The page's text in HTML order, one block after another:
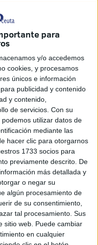
para
y/o accedemos
cookies, y procesamos
únicos e información
publicidad y contenido
y contenido,
de servicios. Con su
utilizar datos de
mediante las
hacer clic para otorgarnos
1733 socios para
previamente descrito. De
más detallada y
o negar su
algún procesamiento de
de su consentimiento,
tal procesamiento. Sus
sitio web. Puede cambiar
en cualquier
en que el
oxígeno en
(cámaras